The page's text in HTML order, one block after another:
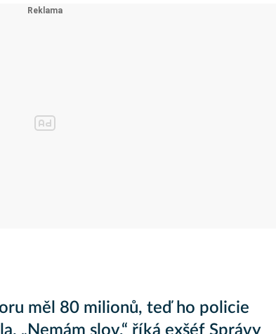
měl 80 milionů, teď ho policie
„Nemám slov,“ říká exšéf Správy